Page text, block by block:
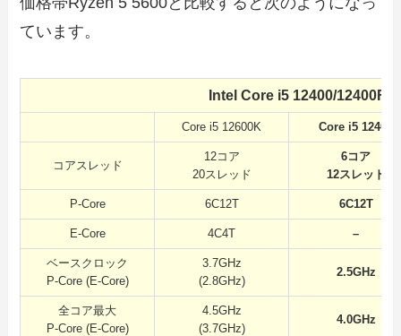
ています。
Intel Core i5 12400/12400F
Core i5 12600K Core i5 12400
コアスレッド
12コア
20スレッド
6コア
12スレッド
P-Core 6C12T 6C12T
E-Core 4C4T –
ベースクロック
P-Core (E-Core)
3.7GHz
(2.8GHz)
2.5GHz
全コア最大
P-Core (E-Core)
4.5GHz
(3.7GHz)
4.0GHz